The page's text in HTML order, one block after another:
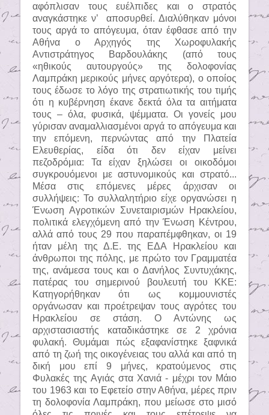
αφόπλισαν τους ευέλπιδες και ο στρατός
αναγκάστηκε ν’
αποσυρθεί. Διαλύθηκαν μόνοι
τους αργά το απόγευμα, όταν έφθασε από την
Αθήνα ο Αρχηγός της Χωροφυλακής
Αντιστράτηγος Βαρδουλάκης (από τους
«ηθικούς αυτουργούς» της δολοφονίας
Λαμπράκη μερικούς μήνες αργότερα), ο οποίος
τους έδωσε το λόγο της στρατιωτικής του τιμής
ότι η κυβέρνηση έκανε δεκτά όλα τα αιτήματα
τους – όλα, φυσικά, ψέμματα. Οι γονείς μου
γύρισαν αναμαλλιασμένοι αργά το απόγευμα και
την επόμενη, περνώντας από την Πλατεία
Ελευθερίας, είδα ότι δεν είχαν μείνει
πεζοδρόμια: Τα είχαν ξηλώσει οι οικοδόμοι
συγκρουόμενοι με αστυνομικούς και στρατό...
Μέσα στις επόμενες μέρες άρχισαν οι
συλλήψεις: Το συλλαλητήριο είχε οργανώσει η
Ένωση Αγροτικών Συνεταιρισμών Ηρακλείου,
πολιτικά ελεγχόμενη από την Ένωση Κέντρου,
αλλά από τους 29 που παραπέμφθηκαν, οι 19
ήταν μέλη της Δ.Ε. της ΕΔΑ Ηρακλείου και
άνθρωποι της πόλης, με πρώτο τον Γραμματέα
της, ανάμεσα τους και ο Δανήλος Συντυχάκης,
πατέρας του σημερινού βουλευτή του ΚΚΕ:
Κατηγορήθηκαν ότι ως κομμουνιστές
οργάνωσαν και προέτρεψαν τους αγρότες του
Ηρακλείου σε στάση. Ο Αντώνης ως
αρχιστασιαστής καταδικάστηκε σε 2 χρόνια
φυλακή. Θυμάμαι πώς εξαφανίστηκε ξαφνικά
από τη ζωή της οικογένειας του αλλά και από τη
δική μου επί 9 μήνες, κρατούμενος στις
Φυλακές της Αγιάς στα Χανιά - μέχρι τον Μάιο
του 1963 και το Εφετείο στην Αθήνα, μέρες πριν
τη δολοφονία Λαμπράκη, που μείωσε στο μισό